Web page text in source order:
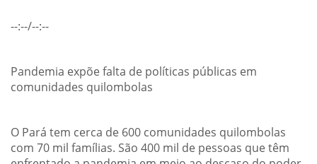
--:--/--:--
Pandemia expõe falta de políticas públicas em
comunidades quilombolas
O Pará tem cerca de 600 comunidades quilombolas
com 70 mil famílias. São 400 mil de pessoas que têm